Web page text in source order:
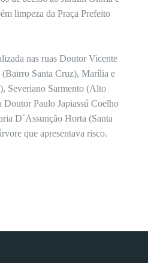
limpeza da Praça Prefeito
nas ruas Doutor Vicente
Santa Cruz), Marília e
Severiano Sarmento (Alto
Doutor Paulo Japiassú Coelho
D´Assunção Horta (Santa
que apresentava risco.